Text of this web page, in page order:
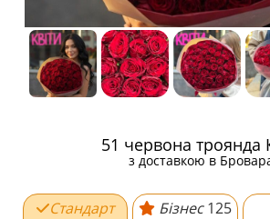
51 червона троянда
з доставкою в
Стандарт
Бізнес 125